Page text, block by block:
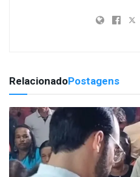
RelacionadoPostagens